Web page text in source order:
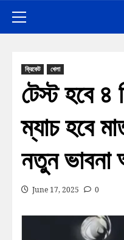
ক্রিকেট খেলা
টেস্ট হবে ৪
ম্যাচ হবে
নতুন ভাবনা
June 17, 2025 0